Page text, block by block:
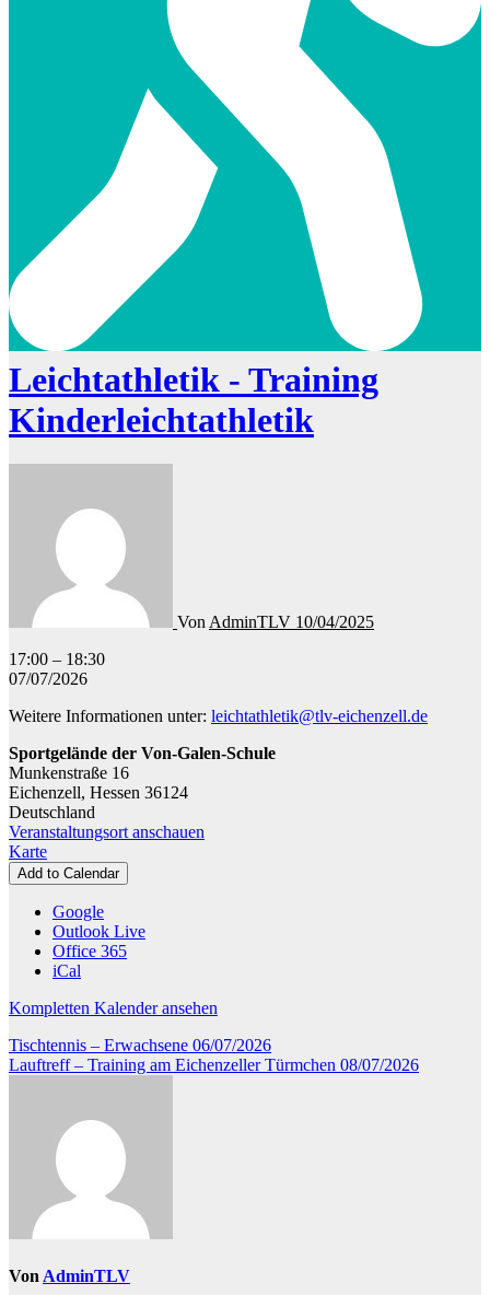
Leichtathletik - Training
Kinderleichtathletik
Von AdminTLV 10/04/2025
Leichtathletik
-
Kinderleichtathletik
17:00 – 18:30
07/07/2026
Weitere Informationen unter: leichtathletik@tlv-eichenzell.de
Sportgelände der Von-Galen-Schule
Munkenstraße 16
Eichenzell, Hessen 36124
Deutschland
Veranstaltungsort anschauen
KarteSportgelände
der
Von-
Galen-
Schule
Add to Calendar
Google
Outlook Live
Office 365
iCal
Kompletten Kalender ansehen
Beitragsnavigation
Tischtennis – Erwachsene 06/07/2026
Lauftreff – Training am Eichenzeller Türmchen 08/07/2026
Von AdminTLV